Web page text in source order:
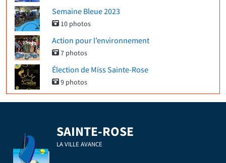
Semaine Bleue 2023
10 photos
Action pour l’environnement
7 photos
Élection de Miss Sainte-Rose
9 photos
SAINTE-ROSE
LA VILLE AVANCE